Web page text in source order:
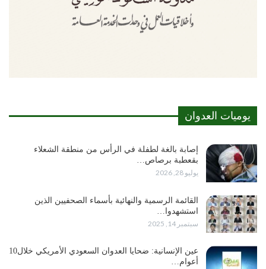
يوميات العدوان
إصابة بالغة لطفلة في الرأس من منطقة الشعلاء
بقعطبة برصاص…
يوليو 28, 2026
القائمة الرسمية والنهائية بأسماء الصحفيين الذين
استشهدوا…
سبتمبر 14, 2025
عين الإنسانية: ضحايا العدوان السعودي الأمريكي خلال10
أعوام…